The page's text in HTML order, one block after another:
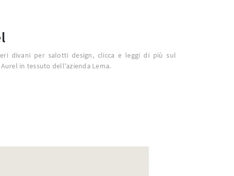
divani per salotti design, clicca e leggi di più sul
in tessuto dell'azienda Lema.